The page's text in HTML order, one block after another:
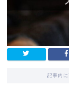
記事内